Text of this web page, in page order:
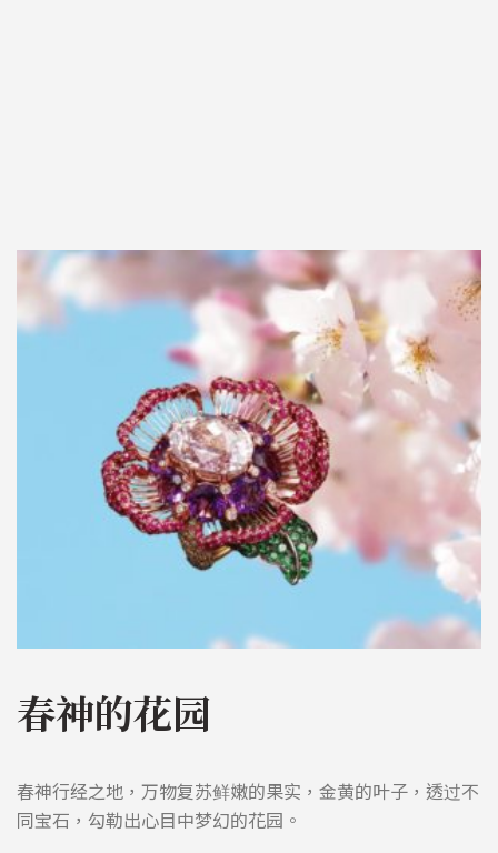
春神的花园
春神行经之地，万物复苏鲜嫩的果实，金黄的叶子，透过不
同宝石，勾勒出心目中梦幻的花园。